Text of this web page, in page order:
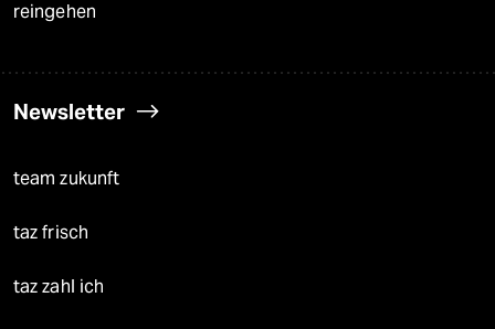
reingehen
Newsletter
team zukunft
taz frisch
taz zahl ich